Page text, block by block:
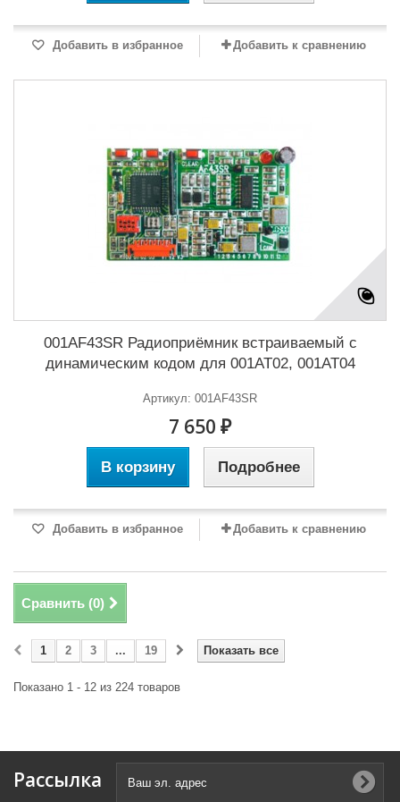
Добавить в избранное Добавить к сравнению
001AF43SR Радиоприёмник встраиваемый с
динамическим кодом для 001AT02, 001AT04
Артикул: 001AF43SR
7 650 ₽
В корзину Подробнее
Добавить в избранное Добавить к сравнению
Сравнить (0)
Показать все
1 2 3 ... 19
Показано 1 - 12 из 224 товаров
Рассылка